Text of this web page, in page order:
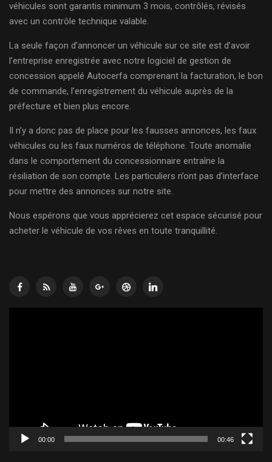
véhicules sont garantis minimum 3 mois, contrôlés, révisés
avec un contrôle technique valable.
La seule façon d’annoncer un véhicule sur ce site est d’avoir
l’entreprise enregistrée avec notre logiciel de gestion de
concession appelé Autocerfa comprenant la facturation, le bon
de commande, l’enregistrement du véhicule auprès de la
préfecture et bien plus encore.
Il n’y a donc pas de place pour les fausses annonces, les faux
véhicules ou les faux numéros de téléphone. Toute anomalie
dans le comportement du concessionnaire entraîne la
résiliation de son compte. Les particuliers n’ont pas d’interface
pour mettre des annonces sur notre site.
Nous espérons que vous apprécierez cet espace sécurisé pour
acheter le véhicule de vos rêves en toute tranquillité.
00:00 00:46